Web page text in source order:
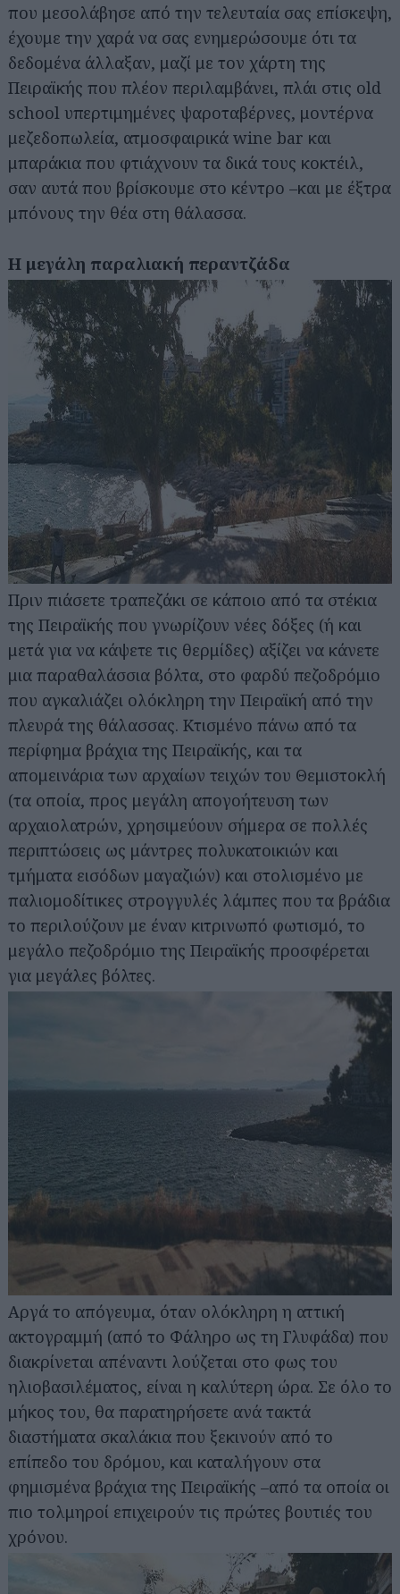
που μεσολάβησε από την τελευταία σας επίσκεψη,
έχουμε την χαρά να σας ενημερώσουμε ότι τα
δεδομένα άλλαξαν, μαζί με τον χάρτη της
Πειραϊκής που πλέον περιλαμβάνει, πλάι στις old
school υπερτιμημένες ψαροταβέρνες, μοντέρνα
μεζεδοπωλεία, ατμοσφαιρικά wine bar και
μπαράκια που φτιάχνουν τα δικά τους κοκτέιλ,
σαν αυτά που βρίσκουμε στο κέντρο –και με έξτρα
μπόνους την θέα στη θάλασσα.
Η μεγάλη παραλιακή περαντζάδα
Πριν πιάσετε τραπεζάκι σε κάποιο από τα στέκια
της Πειραϊκής που γνωρίζουν νέες δόξες (ή και
μετά για να κάψετε τις θερμίδες) αξίζει να κάνετε
μια παραθαλάσσια βόλτα, στο φαρδύ πεζοδρόμιο
που αγκαλιάζει ολόκληρη την Πειραϊκή από την
πλευρά της θάλασσας. Κτισμένο πάνω από τα
περίφημα βράχια της Πειραϊκής, και τα
απομεινάρια των αρχαίων τειχών του Θεμιστοκλή
(τα οποία, προς μεγάλη απογοήτευση των
αρχαιολατρών, χρησιμεύουν σήμερα σε πολλές
περιπτώσεις ως μάντρες πολυκατοικιών και
τμήματα εισόδων μαγαζιών) και στολισμένο με
παλιομοδίτικες στρογγυλές λάμπες που τα βράδια
το περιλούζουν με έναν κιτρινωπό φωτισμό, το
μεγάλο πεζοδρόμιο της Πειραϊκής προσφέρεται
για μεγάλες βόλτες.
Αργά το απόγευμα, όταν ολόκληρη η αττική
ακτογραμμή (από το Φάληρο ως τη Γλυφάδα) που
διακρίνεται απέναντι λούζεται στο φως του
ηλιοβασιλέματος, είναι η καλύτερη ώρα. Σε όλο το
μήκος του, θα παρατηρήσετε ανά τακτά
διαστήματα σκαλάκια που ξεκινούν από το
επίπεδο του δρόμου, και καταλήγουν στα
φημισμένα βράχια της Πειραϊκής –από τα οποία οι
πιο τολμηροί επιχειρούν τις πρώτες βουτιές του
χρόνου.